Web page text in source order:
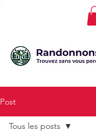
Post
Tous les posts